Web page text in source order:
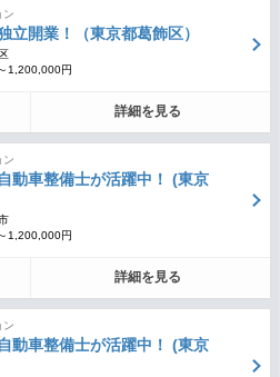
ン
立開業！（東京都葛飾区）
1,200,000円
詳細を見る
ン
動車整備士が活躍中！ (東京
1,200,000円
詳細を見る
ン
動車整備士が活躍中！ (東京